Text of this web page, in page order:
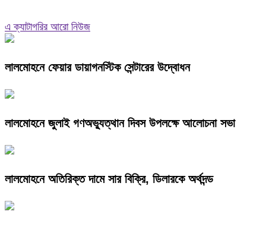
এ ক্যাটাগরির আরো নিউজ
লালমোহনে ফেয়ার ডায়াগনস্টিক সেন্টারের উদ্বোধন
লালমোহনে জুলাই গণঅভ্যুত্থান দিবস উপলক্ষে আলোচনা সভা
লালমোহনে অতিরিক্ত দামে সার বিক্রি, ডিলারকে অর্থদন্ড